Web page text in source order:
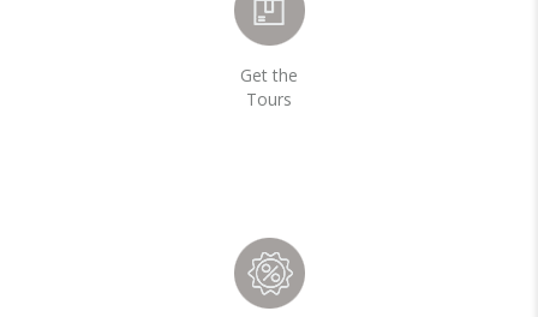
Get the
Tours